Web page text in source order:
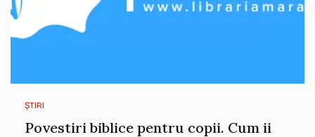
ȘTIRI
Povestiri biblice pentru copii. Cum ii